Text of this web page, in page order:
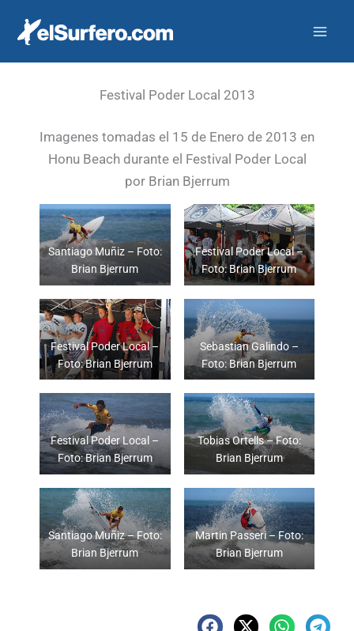
Festival Poder Local 2013
Imagenes tomadas el 15 de Enero de 2013 en
Honu Beach durante el Festival Poder Local
por Brian Bjerrum
Santiago Muñiz – Foto:
Brian Bjerrum
Festival Poder Local –
Foto: Brian Bjerrum
Festival Poder Local –
Foto: Brian Bjerrum
Sebastian Galindo –
Foto: Brian Bjerrum
Festival Poder Local –
Foto: Brian Bjerrum
Tobias Ortells – Foto:
Brian Bjerrum
Santiago Muñiz – Foto:
Brian Bjerrum
Martin Passeri – Foto:
Brian Bjerrum